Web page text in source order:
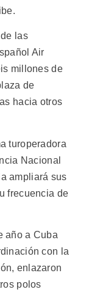
las
Air
millones de
de
hacia otros
turoperadora
Nacional
ampliará sus
frecuencia de
año a Cuba
con la
enlazaron
polos